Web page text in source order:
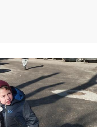
village. Marché